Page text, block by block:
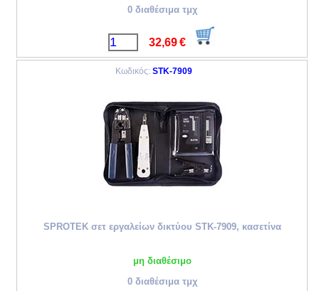
0 διαθέσιμα τμχ
32,69€
Κωδικός: STK-7909
SPROTEK σετ εργαλείων δικτύου STK-7909, κασετίνα
μη διαθέσιμο
0 διαθέσιμα τμχ